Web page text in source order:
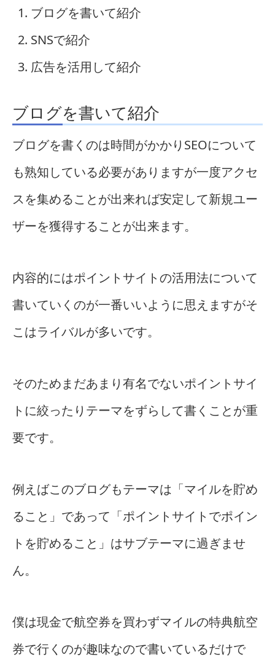
ブログを書いて紹介
SNSで紹介
広告を活用して紹介
ブログを書いて紹介
ブログを書くのは時間がかかりSEOについて
も熟知している必要がありますが一度アクセ
スを集めることが出来れば安定して新規ユー
ザーを獲得することが出来ます。
内容的にはポイントサイトの活用法について
書いていくのが一番いいように思えますがそ
こはライバルが多いです。
そのためまだあまり有名でないポイントサイ
トに絞ったりテーマをずらして書くことが重
要です。
例えばこのブログもテーマは「マイルを貯め
ること」であって「ポイントサイトでポイン
トを貯めること」はサブテーマに過ぎませ
ん。
僕は現金で航空券を買わずマイルの特典航空
券で行くのが趣味なので書いているだけで